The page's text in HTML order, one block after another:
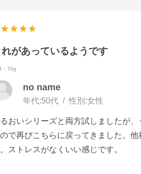
れがあっているようです
：70g
no name
年代:50代 性別:女性
おいシリーズと両方試しましたが
で再びこちらに戻ってきました。
ストレスがなくいい感じです。